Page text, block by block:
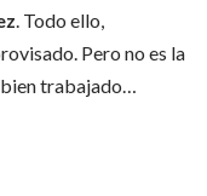
. Todo ello,
Pero no es la
trabajado…